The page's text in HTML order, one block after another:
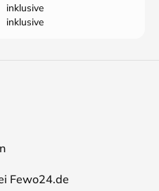
inklusive
inklusive
Fewo24.de